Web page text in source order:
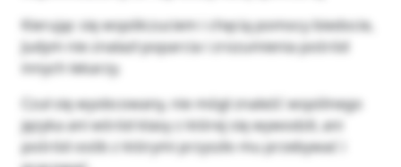
Kierując się współczuciem i chęcią pomocy biedocie,
Judym nie znalazł poparcia i zrozumienia pośród
innych lekarzy.
Czuł się wyobcowany, nie mógł znaleźć wspólnego
języka ani wśród klasy z której się wywodził, ani
pośród osób z którymi przyszło mu przebywać i